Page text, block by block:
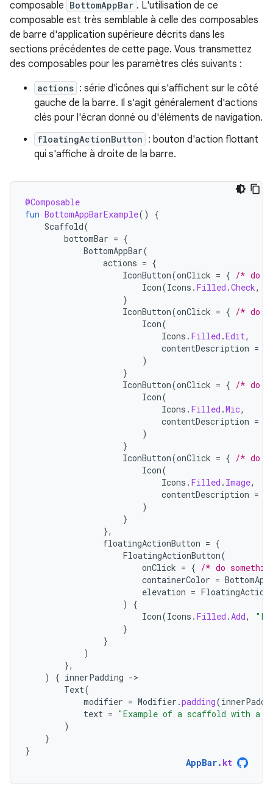
composable BottomAppBar . L'utilisation de ce
composable est très semblable à celle des composables
de barre d'application supérieure décrits dans les
sections précédentes de cette page. Vous transmettez
des composables pour les paramètres clés suivants :
actions : série d'icônes qui s'affichent sur le côté
gauche de la barre. Il s'agit généralement d'actions
clés pour l'écran donné ou d'éléments de navigation.
floatingActionButton : bouton d'action flottant
qui s'affiche à droite de la barre.
@Composable
fun BottomAppBarExample()
{
Scaffold(
bottomBar = {
BottomAppBar(
actions = {
IconButton(onClick = { /* do
Icon(Icons . Filled .Check,
}
IconButton(onClick = { /* do
Icon(
Icons . Filled .Edit,
contentDescription =
)
}
IconButton(onClick = { /* do
Icon(
Icons . Filled .Mic,
contentDescription =
)
}
IconButton(onClick = { /* do
Icon(
Icons . Filled . Image,
contentDescription =
)
}
},
floatingActionButton = {
FloatingActionButton(
onClick = { /* do
containerColor =
elevation =
)
{
Icon(Icons . Filled .Add,
}
}
)
},
)
{ innerPadding -
Text(
modifier = Modifier .padding(
text = "Example of a scaffold with a
)
}
}
AppBar. kt